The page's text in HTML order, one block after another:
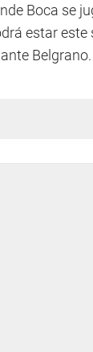
Boca se
estar este
Belgrano.